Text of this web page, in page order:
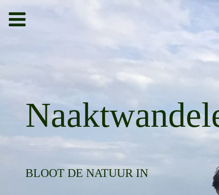
Toggle
navigation
BLOOT DE NATUUR IN